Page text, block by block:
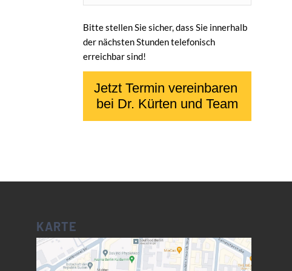
Bitte stellen Sie sicher, dass Sie innerhalb
der nächsten Stunden telefonisch
erreichbar sind!
KARTE